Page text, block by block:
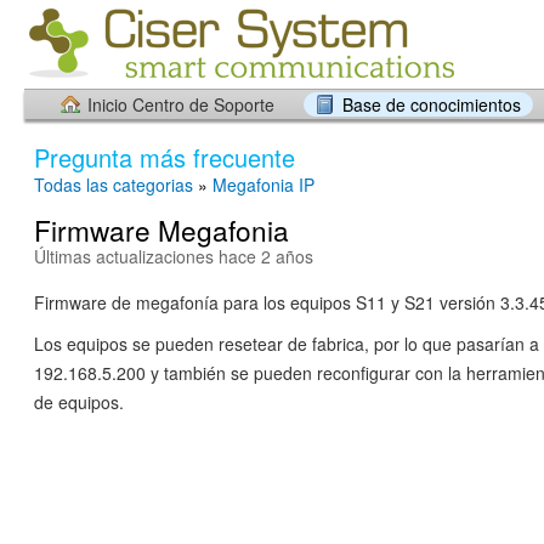
Inicio Centro de Soporte Base de conocimientos
Pregunta más frecuente
Todas las categorias » Megafonia IP
Firmware Megafonia
Últimas actualizaciones hace 2 años
Firmware de megafonía para los equipos S11 y S21 versión
Los equipos se pueden resetear de fabrica, por lo que pasarían
192.168.5.200 y también se pueden reconfigurar con la
de equipos.